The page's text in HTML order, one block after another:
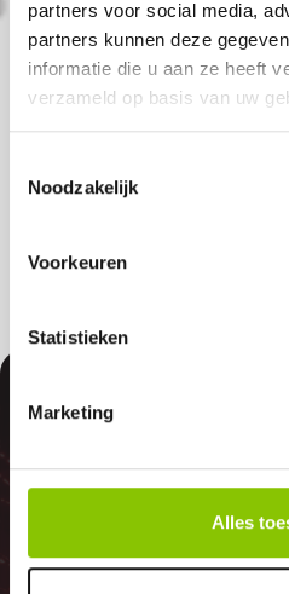
partners voor social media,
partners kunnen deze
informatie die u aan ze heeft
verzameld op basis van uw
Noodzakelijk
Voorkeuren
Statistieken
Marketing
Alles
Komt u uit
Koop uw vuurwerk
Sneek. U bent van
uiteraard ook
Joure of Hommerts